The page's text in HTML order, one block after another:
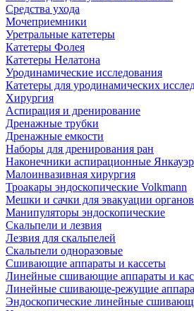
Средства ухода
Мочеприемники
Уретральные катетеры
Катетеры Фолея
Катетеры Нелатона
Уродинамические исследования
Катетеры для уродинамических
Хирургия
Аспирация и дренирование
Дренажные трубки
Дренажные емкости
Наборы для дренирования ран
Наконечники аспирационные
Малоинвазивная хирургия
Троакары эндоскопические Volkmann
Мешки и сачки для эвакуации
Манипуляторы эндоскопические
Скальпели и лезвия
Лезвия для скальпелей
Скальпели одноразовые
Сшивающие аппараты и кассеты
Линейные сшивающие аппараты и
Линейные сшивающе-режущие
Эндоскопические линейные